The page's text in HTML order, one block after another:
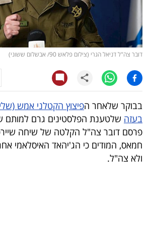
עסקית
קריפטו
ויראלי
טלוויזיה
עסקי
ספורט
קריירה
ולימודים
דובר צה"ל דניאל הגרי (צילום פלאש 90/ אבשלום ששוני)
בבוקר שלאחר הפיצוץ הקטלני אמש
בעזה
פרסם דובר צה"ל הקלטה של שיחה שיירט
חמאס, המודים כי הג'יהאד האיסלאמי
ולא צה"ל.